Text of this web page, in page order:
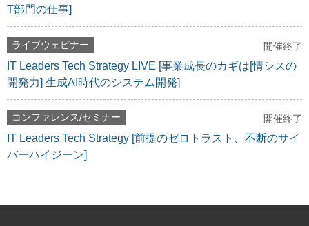
T部門の仕事]
ライブウェビナー 開催終了
IT Leaders Tech Strategy LIVE [事業成長のカギは[情シスの
開発力] 生成AI時代のシステム開発]
コンファレンス/セミナー 開催終了
IT Leaders Tech Strategy [前提のゼロトラスト、不断のサイ
バーハイジーン]